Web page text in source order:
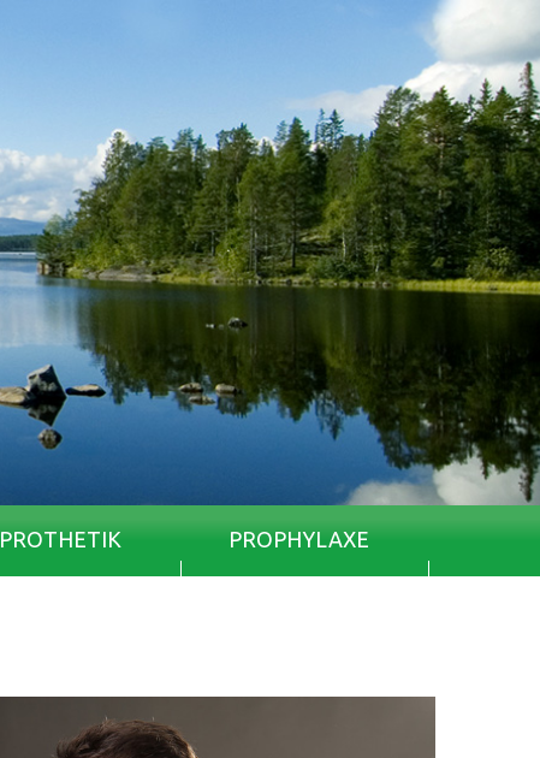
PROTHETIK PROPHYLAXE